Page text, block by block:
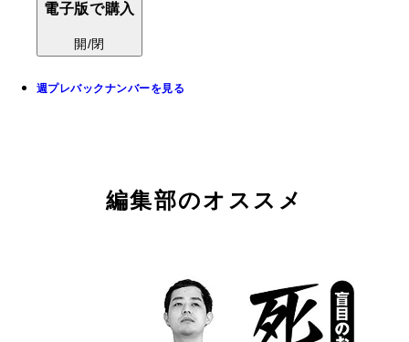
電子版で購入
開/閉
週プレバックナンバーを見る
編集部のオススメ